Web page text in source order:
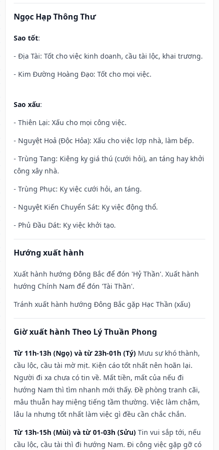
Ngọc Hạp Thông Thư
Sao tốt:
- Địa Tài: Tốt cho việc kinh doanh, cầu tài lộc, khai trương.
- Kim Đường Hoàng Đạo: Tốt cho mọi việc.
Sao xấu:
- Thiên Lại: Xấu cho mọi công việc.
- Nguyệt Hoả (Độc Hỏa): Xấu cho việc lợp nhà, làm bếp.
- Trùng Tang: Kiêng kỵ giá thú (cưới hỏi), an táng hay khởi
công xây nhà.
- Trùng Phục: Kỵ việc cưới hỏi, an táng.
- Nguyệt Kiến Chuyển Sát: Kỵ việc động thổ.
- Phủ Đầu Dát: Kỵ việc khởi tạo.
Hướng xuất hành
Xuất hành hướng Đông Bắc để đón 'Hỷ Thần'. Xuất hành
hướng Chính Nam để đón 'Tài Thần'.
Tránh xuất hành hướng Đông Bắc gặp Hạc Thần (xấu)
Giờ xuất hành Theo Lý Thuần Phong
Từ 11h-13h (Ngọ) và từ 23h-01h (Tý) Mưu sự khó thành,
cầu lộc, cầu tài mờ mịt. Kiện cáo tốt nhất nên hoãn lại.
Người đi xa chưa có tin về. Mất tiền, mất của nếu đi
hướng Nam thì tìm nhanh mới thấy. Đề phòng tranh cãi,
mâu thuẫn hay miệng tiếng tầm thường. Việc làm chậm,
lâu la nhưng tốt nhất làm việc gì đều cần chắc chắn.
Từ 13h-15h (Mùi) và từ 01-03h (Sửu) Tin vui sắp tới, nếu
cầu lộc, cầu tài thì đi hướng Nam. Đi công việc gặp gỡ có